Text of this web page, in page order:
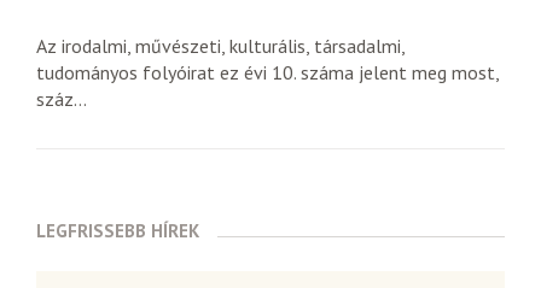
Az irodalmi, művészeti, kulturális, társadalmi,
tudományos folyóirat ez évi 10. száma jelent meg most,
száz...
LEGFRISSEBB HÍREK